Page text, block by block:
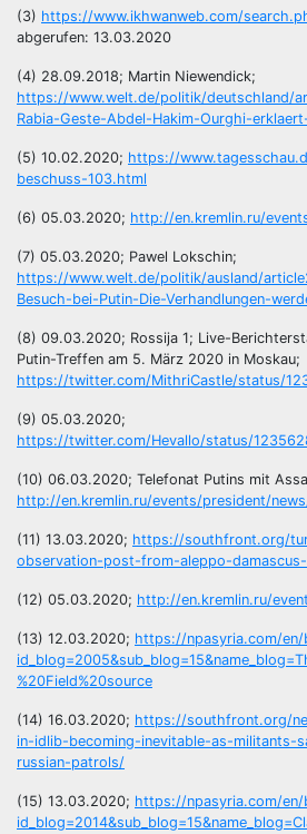
(3) https://www.ikhwanweb.com/
abgerufen: 13.03.2020
(4) 28.09.2018; Martin Niewendick;
https://www.welt.de/politik/deutschland/
Rabia-Geste-Abdel-Hakim-Ourghi-
(5) 10.02.2020; https://
beschuss-103.html
(6) 05.03.2020; http://en.kremlin.ru/
(7) 05.03.2020; Pawel Lokschin;
https://www.welt.de/politik/ausland/
Besuch-bei-Putin-Die-Verhandlungen-
(8) 09.03.2020; Rossija 1; Live-
Putin-Treffen am 5. März 2020 in Moskau;
https://twitter.com/MithriCastle/status/
(9) 05.03.2020;
https://twitter.com/Hevallo/status/
(10) 06.03.2020; Telefonat Putins mit
http://en.kremlin.ru/events/president/
(11) 13.03.2020; https://southfront.org/
observation-post-from-aleppo-
(12) 05.03.2020; http://en.kremlin.ru/
(13) 12.03.2020; https://npasyria.com/en/
%20Field%20source
(14) 16.03.2020; https://southfront.org/
in-idlib-becoming-inevitable-as-militants-
russian-patrols/
(15) 13.03.2020; https://npasyria.com/en/